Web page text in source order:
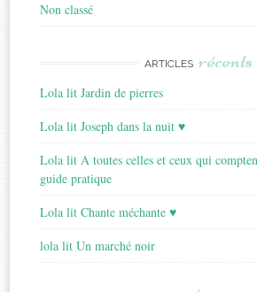
Non classé
ARTICLES récents
Lola lit Jardin de pierres
Lola lit Joseph dans la nuit ♥
Lola lit A toutes celles et ceux qui
guide pratique
Lola lit Chante méchante ♥
lola lit Un marché noir